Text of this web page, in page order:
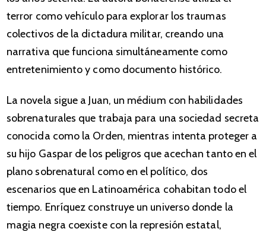
terror como vehículo para explorar los traumas
colectivos de la dictadura militar, creando una
narrativa que funciona simultáneamente como
entretenimiento y como documento histórico.
La novela sigue a Juan, un médium con habilidades
sobrenaturales que trabaja para una sociedad secreta
conocida como la Orden, mientras intenta proteger a
su hijo Gaspar de los peligros que acechan tanto en el
plano sobrenatural como en el político, dos
escenarios que en Latinoamérica cohabitan todo el
tiempo. Enríquez construye un universo donde la
magia negra coexiste con la represión estatal,